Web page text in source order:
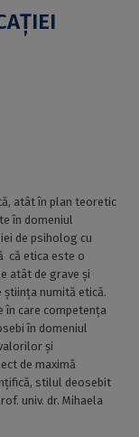
atât în plan teoretic
în domeniul
de psiholog cu
că etica este o
atât de grave și
știința numită etică.
în care competența
în domeniul
și
de maximă
stilul deosebit
univ. dr. Mihaela